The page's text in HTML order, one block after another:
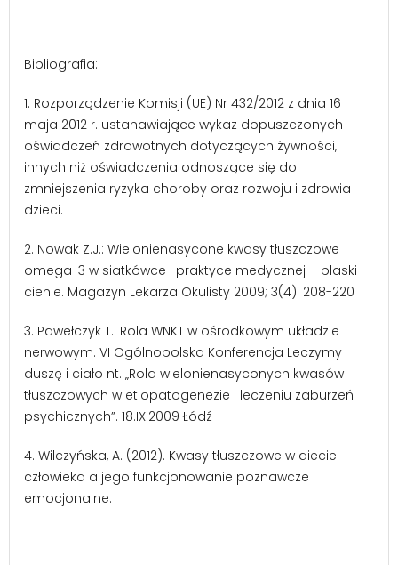
Bibliografia:
1. Rozporządzenie Komisji (UE) Nr 432/2012 z dnia 16
maja 2012 r. ustanawiające wykaz dopuszczonych
oświadczeń zdrowotnych dotyczących żywności,
innych niż oświadczenia odnoszące się do
zmniejszenia ryzyka choroby oraz rozwoju i zdrowia
dzieci.
2. Nowak Z.J.: Wielonienasycone kwasy tłuszczowe
omega-3 w siatkówce i praktyce medycznej – blaski i
cienie. Magazyn Lekarza Okulisty 2009; 3(4): 208-220
3. Pawełczyk T.: Rola WNKT w ośrodkowym układzie
nerwowym. VI Ogólnopolska Konferencja Leczymy
duszę i ciało nt. „Rola wielonienasyconych kwasów
tłuszczowych w etiopatogenezie i leczeniu zaburzeń
psychicznych”. 18.IX.2009 Łódź
4. Wilczyńska, A. (2012). Kwasy tłuszczowe w diecie
człowieka a jego funkcjonowanie poznawcze i
emocjonalne.